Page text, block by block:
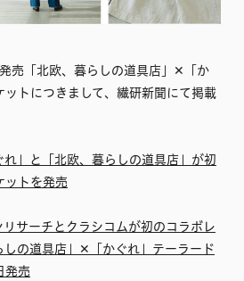
売「北欧、暮らしの道具店」✕「か
ットにつきまして、繊研新聞にて掲載
れ」と「北欧、暮らしの道具店」が初
トを発売
リサーチとクラシコムが初のコラボレ
しの道具店」✕「かぐれ」テーラード
発売